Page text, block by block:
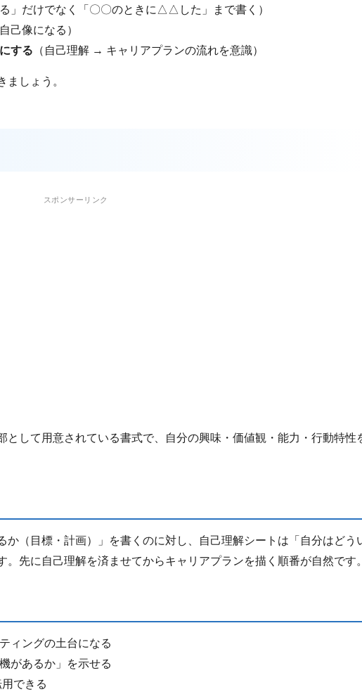
る」だけでなく「〇〇のときに△△した」まで書く）
己像になる）
する （自己理解 → キャリアプランの流れを意識）
しょう。
として用意されている書式で、自分の興味・価値観・能力・行動特性
（目標・計画）」を書くのに対し、自己理解シートは「自分はどう
先に自己理解を済ませてからキャリアプランを描く順番が自然です。
ィングの土台になる
があるか」を示せる
できる